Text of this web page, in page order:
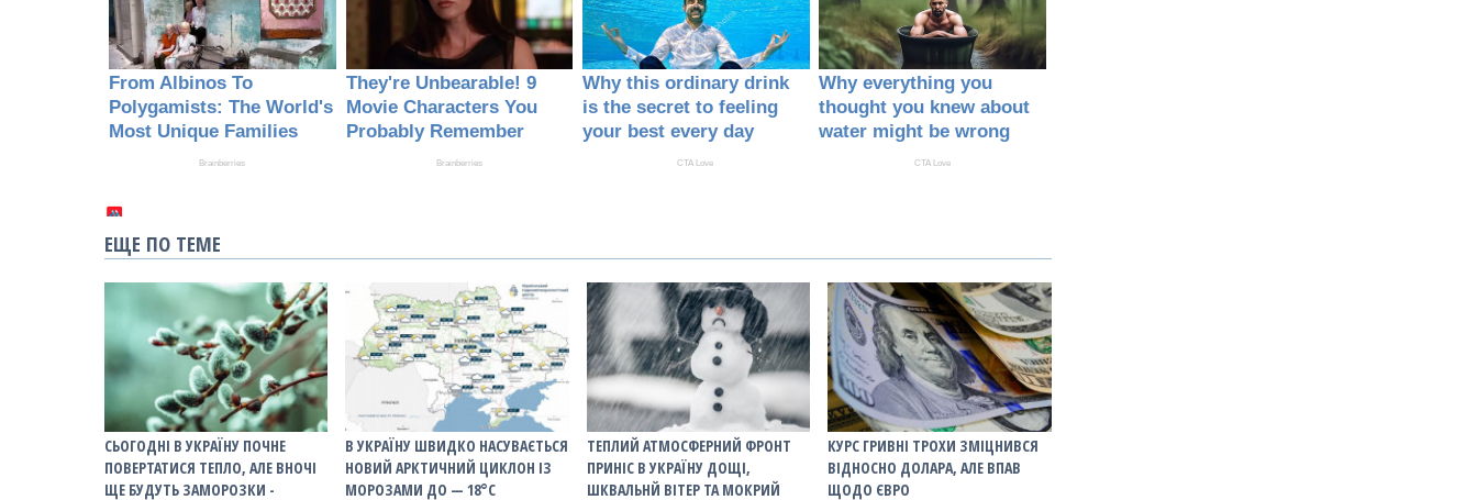
ЕЩЕ ПО ТЕМЕ
СЬОГОДНІ В УКРАЇНУ ПОЧНЕ
ПОВЕРТАТИСЯ ТЕПЛО, АЛЕ ВНОЧІ
ЩЕ БУДУТЬ ЗАМОРОЗКИ -
В УКРАЇНУ ШВИДКО НАСУВАЄТЬСЯ
НОВИЙ АРКТИЧНИЙ ЦИКЛОН ІЗ
МОРОЗАМИ ДО — 18°С
ТЕПЛИЙ АТМОСФЕРНИЙ ФРОНТ
ПРИНІС В УКРАЇНУ ДОЩІ,
ШКВАЛЬНЙ ВІТЕР ТА МОКРИЙ
КУРС ГРИВНІ ТРОХИ ЗМІЦНИВСЯ
ВІДНОСНО ДОЛАРА, АЛЕ ВПАВ
ЩОДО ЄВРО